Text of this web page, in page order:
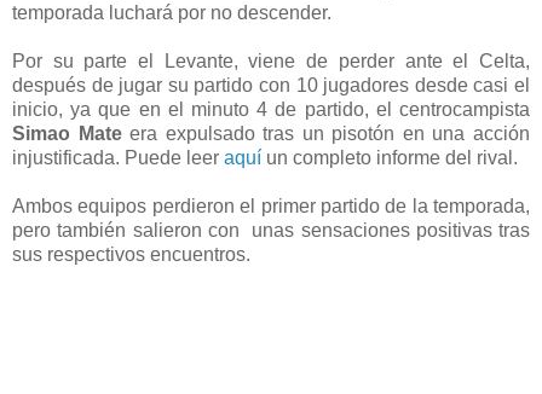
temporada luchará por no descender.
Por su parte el Levante, viene de perder ante el Celta,
después de jugar su partido con 10 jugadores desde casi el
inicio, ya que en el minuto 4 de partido, el centrocampista
Simao Mateera expulsado tras un pisotón en una acción
injustificada. Puede leer aquí un completo informe del rival.
Ambos equipos perdieron el primer partido de la temporada,
pero también salieron con unas sensaciones positivas tras
sus respectivos encuentros.